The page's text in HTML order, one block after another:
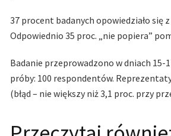
37 procent badanych opowiedziało się
Odpowiednio 35 proc. „nie popiera”
Badanie przeprowadzono w dniach
próby: 100 respondentów.
(błąd – nie większy niż 3,1 proc. przy